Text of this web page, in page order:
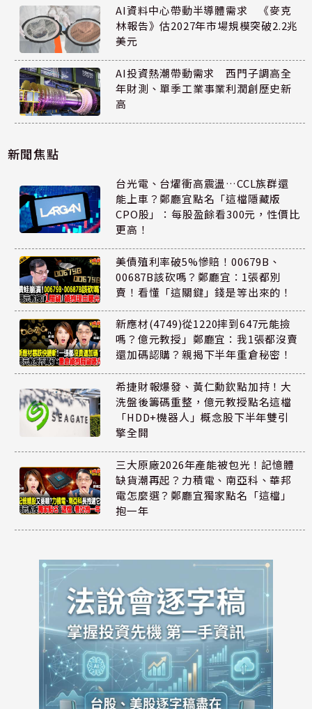
AI資料中心帶動半導體需求 《麥克
林報告》估2027年市場規模突破2.2兆
美元
AI投資熱潮帶動需求 西門子調高全
年財測、單季工業事業利潤創歷史新
高
新聞焦點
台光電、台燿衝高震盪…CCL族群還
能上車？鄭廳宜點名「這檔隱藏版
CPO股」：每股盈餘看300元，性價比
更高！
美債殖利率破5%慘賠！00679B、
00687B該砍嗎？鄭廳宜：1張都別
賣！看懂「這關鍵」錢是等出來的！
新應材(4749)從1220摔到647元能撿
嗎？億元教授」鄭廳宜：我1張都沒賣
還加碼認購？親揭下半年重倉秘密！
希捷財報爆發、黃仁勳欽點加持！大
洗盤後籌碼重整，億元教授點名這檔
「HDD+機器人」概念股下半年雙引
擎全開
三大原廠2026年產能被包光！記憶體
缺貨潮再起？力積電、南亞科、華邦
電怎麼選？鄭廳宜獨家點名「這檔」
抱一年